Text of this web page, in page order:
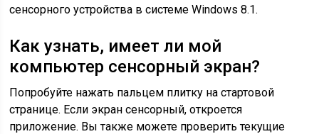
сенсорного устройства в системе Windows 8.1.
Как узнать, имеет ли мой
компьютер сенсорный экран?
Попробуйте нажать пальцем плитку на стартовой
странице. Если экран сенсорный, откроется
приложение. Вы также можете проверить текущие